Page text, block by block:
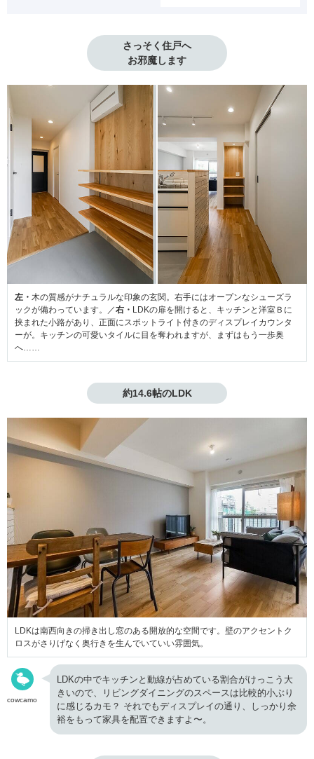
さっそく住戸へ
お邪魔します
左・ 木の質感がナチュラルな印象の玄関。右手にはオープンなシューズラ
ックが備わっています。／右・ LDKの扉を開けると、キッチンと洋室Ｂに
挟まれた小路があり、正面にスポットライト付きのディスプレイカウンタ
ーが。キッチンの可愛いタイルに目を奪われますが、まずはもう一歩奥
へ……
約14.6帖のLDK
LDKは南西向きの掃き出し窓のある開放的な空間です。壁のアクセントク
ロスがさりげなく奥行きを生んでいていい雰囲気。
cowcamo
LDKの中でキッチンと動線が占めている割合がけっこう大
きいので、リビングダイニングのスペースは比較的小ぶり
に感じるカモ？ それでもディスプレイの通り、しっかり余
裕をもって家具を配置できますよ〜。